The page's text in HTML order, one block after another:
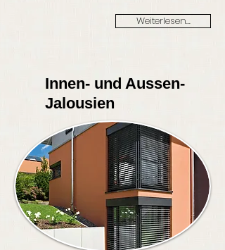
Weiterlesen...
Innen- und Aussen-
Jalousien